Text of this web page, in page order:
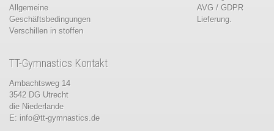
Allgemeine
Geschäftsbedingungen
Verschillen in stoffen
AVG / GDPR
Lieferung.
TT-Gymnastics Kontakt
Ambachtsweg 14
3542 DG Utrecht
die Niederlande
E: info@tt-gymnastics.de